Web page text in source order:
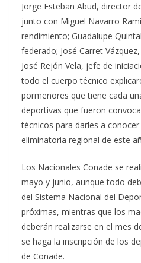
Jorge Esteban Abud, director
junto con Miguel Navarro
rendimiento; Guadalupe
federado; José Carret
José Rejón Vela, jefe de
todo el cuerpo técnico
pormenores que tiene cada
deportivas que fueron
técnicos para darles a
eliminatoria regional de este
Los Nacionales Conade se
mayo y junio, aunque todo
del Sistema Nacional del
próximas, mientras que los
deberán realizarse en el mes
se haga la inscripción de los
de Conade.